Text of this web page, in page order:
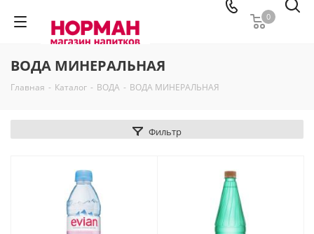
0
ВОДА МИНЕРАЛЬНАЯ
Главная - Каталог - ВОДА - ВОДА МИНЕРАЛЬНАЯ
Фильтр